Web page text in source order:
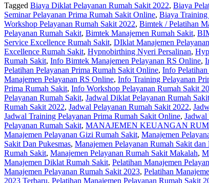
Tagged Biaya Diklat Pelayanan Rumah Sakit 2022, Biaya
Seminar Pelayanan Prima Rumah Sakit Online, Biaya Training
Workshop Pelayanan Rumah Sakit 2022, Bimtek / Pelatihan
Pelayanan Rumah Sakit, Bimtek Manajemen Rumah Sakit,
Service Excellence Rumah Sakit, DIklat Manajemen
Excellence Rumah Sakit, Hypnobirthing Nyeri Persalinan,
Rumah Sakit, Info Bimtek Manajemen Pelayanan RS Online,
Pelatihan Pelayanan Prima Rumah Sakit Online, Info
Manajemen Pelayanan RS Online, Info Training Pelayanan
Prima Rumah Sakit, Info Workshop Pelayanan Rumah Sakit
Pelayanan Rumah Sakit, Jadwal Diklat Pelayanan Rumah
Rumah Sakit 2022, Jadwal Pelayanan Rumah Sakit 2022,
Jadwal Training Pelayanan Prima Rumah Sakit Online, Jadwal
Pelayanan Rumah Sakit, MANAJEMEN KEUANGAN
Manajemen Pelayanan Gizi Rumah Sakit, Manajemen
Sakit Dan Pukesmas, Manajemen Pelayanan Rumah Sakit dan
Rumah Sakit, Manajemen Pelayanan Rumah Sakit Makalah,
Manajemen Diklat Rumah Sakit, Pelatihan Manajemen
Manajemen Pelayanan Rumah Sakit 2023, Pelatihan
2023 Terbaru, Pelatihan Manajemen Pelayanan Rumah Sakit